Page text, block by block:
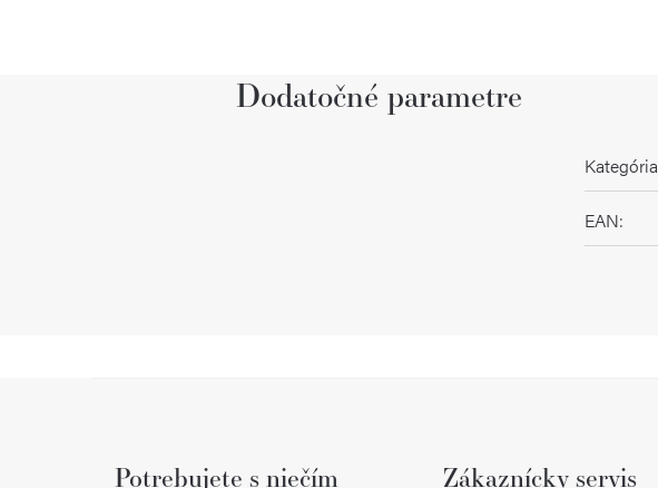
Dodatočné parametre
Kategória
EAN:
Potrebujete s niečím
Zákaznícky servis